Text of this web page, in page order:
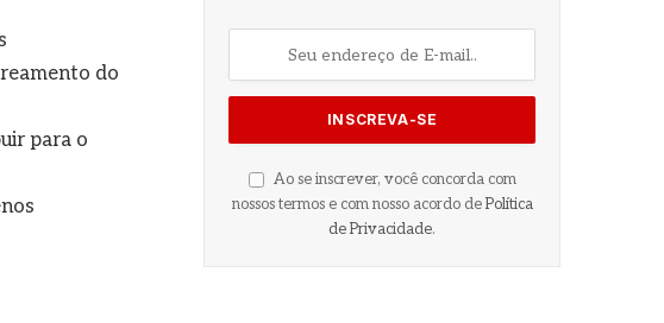
do
para o
Ao se inscrever, você concorda com
nossos termos e com nosso acordo de Política
de Privacidade.